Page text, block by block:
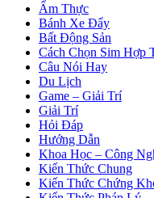
Ẩm Thực
Bánh Xe Đẩy
Bất Động Sản
Cách Chọn Sim Hợp
Câu Nói Hay
Du Lịch
Game – Giải Trí
Giải Trí
Hỏi Đáp
Hướng Dẫn
Khoa Học – Công
Kiến Thức Chung
Kiến Thức Chứng